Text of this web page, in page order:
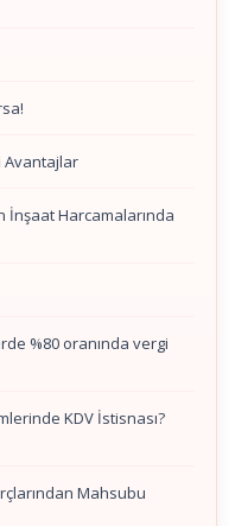
Avantajlar
İnşaat Harcamalarında
%80 oranında vergi
KDV İstisnası?
Mahsubu